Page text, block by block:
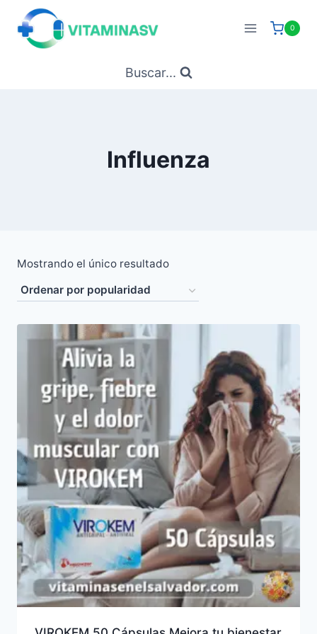
Saltar
contenido
0
Buscar...
Influenza
Mostrando el único resultado